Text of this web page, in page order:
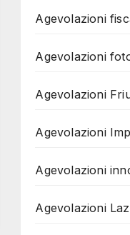
Agevolazioni
Agevolazioni
Agevolazioni
Agevolazioni
Agevolazioni
Agevolazioni